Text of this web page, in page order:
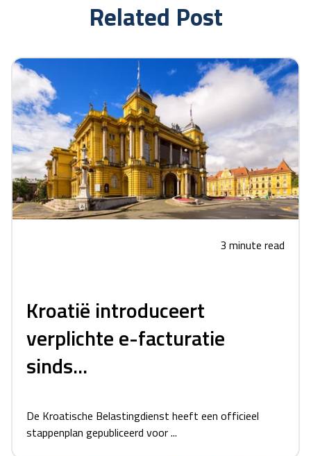
Related Post
3 minute read
Kroatië introduceert
verplichte e-facturatie
sinds...
De Kroatische Belastingdienst heeft een officieel
stappenplan gepubliceerd voor ...